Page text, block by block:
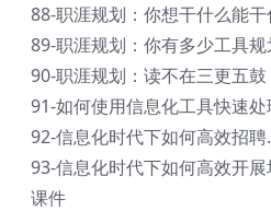
88-职涯规划：你想干什么能
89-职涯规划：你有多少工具
90-职涯规划：读不在三更五
91-如何使用信息化工具快速
92-信息化时代下如何高效招
93-信息化时代下如何高效开
课件